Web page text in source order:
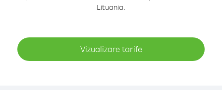
Lituania.
Vizualizare tarife